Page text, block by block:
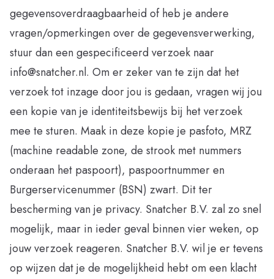
gegevensoverdraagbaarheid of heb je andere
vragen/opmerkingen over de gegevensverwerking,
stuur dan een gespecificeerd verzoek naar
info@snatcher.nl. Om er zeker van te zijn dat het
verzoek tot inzage door jou is gedaan, vragen wij jou
een kopie van je identiteitsbewijs bij het verzoek
mee te sturen. Maak in deze kopie je pasfoto, MRZ
(machine readable zone, de strook met nummers
onderaan het paspoort), paspoortnummer en
Burgerservicenummer (BSN) zwart. Dit ter
bescherming van je privacy. Snatcher B.V. zal zo snel
mogelijk, maar in ieder geval binnen vier weken, op
jouw verzoek reageren. Snatcher B.V. wil je er tevens
op wijzen dat je de mogelijkheid hebt om een klacht